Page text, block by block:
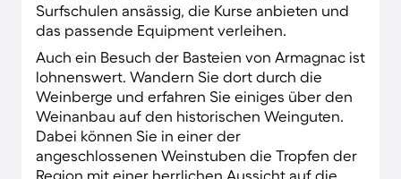
Surfschulen ansässig, die Kurse anbieten und
das passende Equipment verleihen.
Auch ein Besuch der Basteien von Armagnac ist
lohnenswert. Wandern Sie dort durch die
Weinberge und erfahren Sie einiges über den
Weinanbau auf den historischen Weinguten.
Dabei können Sie in einer der
angeschlossenen Weinstuben die Tropfen der
Region mit einer herrlichen Aussicht auf die